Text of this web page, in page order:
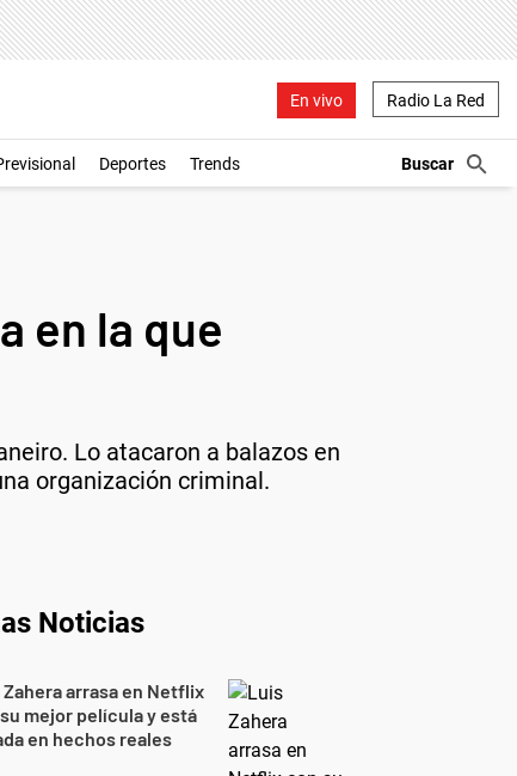
En vivo Radio La Red
Deportes Trends
en la que
Lo atacaron a balazos en
organización criminal.
Noticias
Zahera arrasa en Netflix
mejor película y está
en hechos reales